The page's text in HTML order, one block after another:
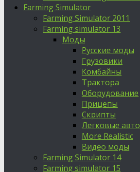
Farming Simulator
Farming Simulator 2011
Farming simulator 13
Моды
Русские моды
Грузовики
Комбайны
Трактора
Оборудование
Прицепы
Скрипты
Легковые авто
More Realistic
Видео моды
Farming Simulator 14
Farming simulator 15